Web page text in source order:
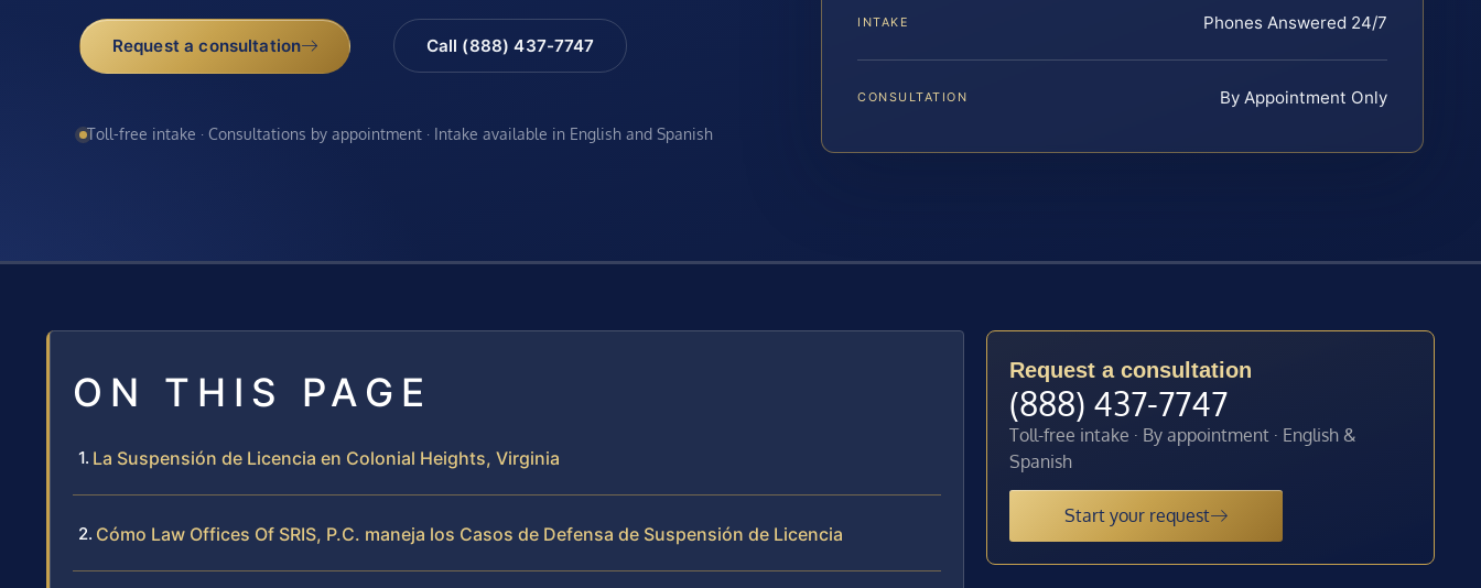
Request a consultation Call (888) 437-7747
Toll-free intake · Consultations by appointment · Intake available in English and Spanish
INTAKE Phones Answered 24/7
CONSULTATION By Appointment Only
ON THIS PAGE
La Suspensión de Licencia en Colonial Heights, Virginia
Cómo Law Offices Of SRIS, P.C. maneja los Casos de Defensa de Suspensión de Licencia
Request a consultation
(888) 437-7747
Toll-free intake · By appointment · English &
Spanish
Start your request